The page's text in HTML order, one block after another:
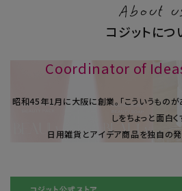
About
コジットにつ
Coordinator of
昭和45年1⽉に大阪に創業。「こういうものが
しをちょっと面白く
日用雑貨とアイデア商品を独自の発